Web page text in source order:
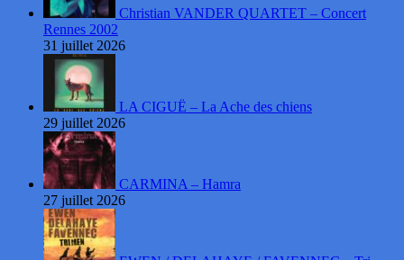
Christian VANDER QUARTET – Concert
Rennes 2002
31 juillet 2026
LA CIGUË – La Ache des chiens
29 juillet 2026
CARMINA – Hamra
27 juillet 2026